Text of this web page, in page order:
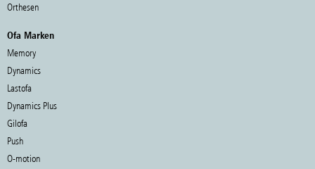
Orthesen
Ofa Marken
Memory
Dynamics
Lastofa
Dynamics Plus
Gilofa
Push
O-motion